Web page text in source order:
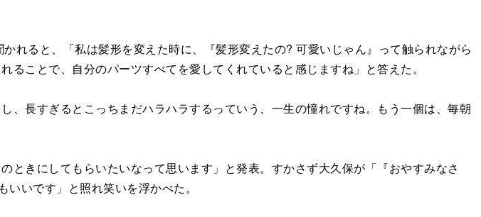
れると、「私は髪形を変えた時に、『髪形変えたの? 可愛いじゃん』って触られながら
ことで、自分のパーツすべてを愛してくれていると感じますね」と答えた。
長すぎるとこっちまだハラハラするっていう、一生の憧れですね。もう一個は、毎朝
きにしてもらいたいなって思います」と発表。すかさず大久保が「『おやすみなさ
いです」と照れ笑いを浮かべた。